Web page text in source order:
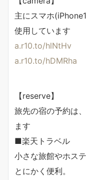
主にスマホ
使用しています
a.r10.to/hlNtHv​​
a.r10.to/hDMRha​
【reserve】
旅先の宿の予約は
ます
■楽天トラベル
小さな旅館やホス
とにかく便利。